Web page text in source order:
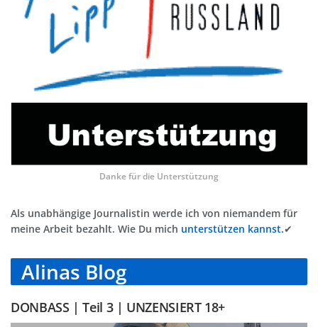
Danke für die Unterstützung
Als unabhängige Journalistin werde ich von niemandem für
meine Arbeit bezahlt. Wie Du mich unterstützen kannst.✔
Alinas Blog
DONBASS | Teil 3 | UNZENSIERT 18+